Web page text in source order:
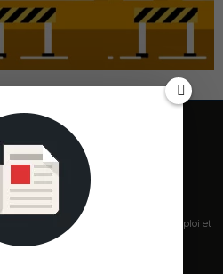
en relation sur les marchés B2B, emploi et
de la construction Hors Site.